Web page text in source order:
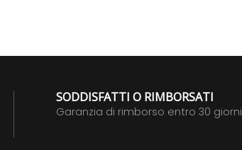
SODDISFATTI O RIMBORSATI
Garanzia di rimborso entro 30 giorni